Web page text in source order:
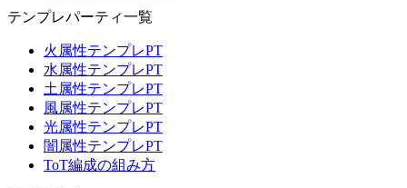
テンプレパーティ一覧
火属性テンプレPT
水属性テンプレPT
土属性テンプレPT
風属性テンプレPT
光属性テンプレPT
闇属性テンプレPT
ToT編成の組み方